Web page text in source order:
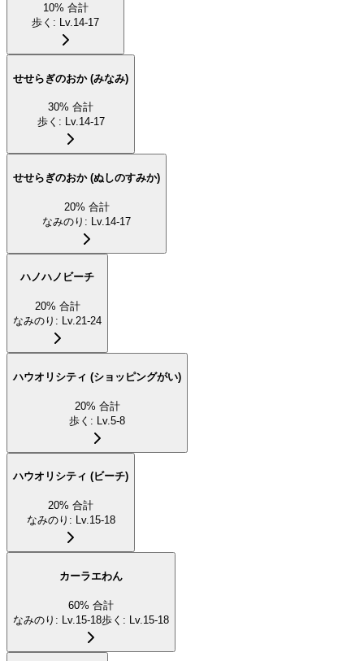
10% 合計
歩く : Lv.14-17
せせらぎのおか (みなみ)
30% 合計
歩く : Lv.14-17
せせらぎのおか (ぬしのすみか)
20% 合計
なみのり : Lv.14-17
ハノハノビーチ
20% 合計
なみのり : Lv.21-24
ハウオリシティ (ショッピングがい)
20% 合計
歩く : Lv.5-8
ハウオリシティ (ビーチ)
20% 合計
なみのり : Lv.15-18
カーラエわん
60% 合計
なみのり : Lv.15-18歩く : Lv.15-18